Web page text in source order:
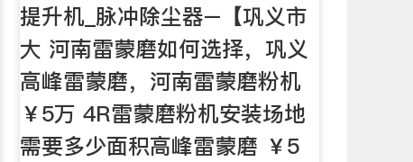
提升机_脉冲除尘器–【巩义市
大 河南雷蒙磨如何选择，巩义
高峰雷蒙磨，河南雷蒙磨粉机
￥5万 4R雷蒙磨粉机安装场地
需要多少面积高峰雷蒙磨 ￥5